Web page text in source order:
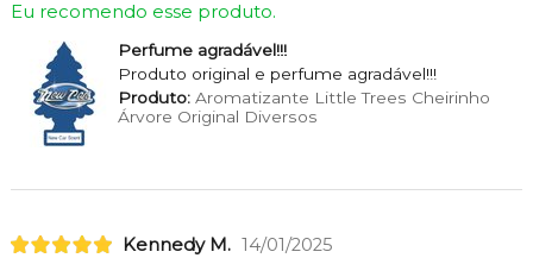
Eu recomendo esse produto.
Perfume agradável!!!
Produto original e perfume agradável!!!
Produto:Aromatizante Little Trees Cheirinho
Árvore Original Diversos
Kennedy M. 14/01/2025